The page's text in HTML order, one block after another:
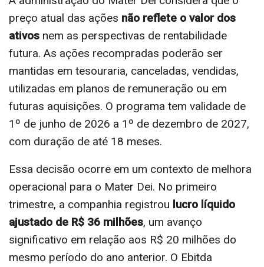
preço atual das ações não reflete o valor dos
ativos nem as perspectivas de rentabilidade
futura. As ações recompradas poderão ser
mantidas em tesouraria, canceladas, vendidas,
utilizadas em planos de remuneração ou em
futuras aquisições. O programa tem validade de
1º de junho de 2026 a 1º de dezembro de 2027,
com duração de até 18 meses.
Essa decisão ocorre em um contexto de melhora
operacional para o Mater Dei. No primeiro
trimestre, a companhia registrou lucro líquido
ajustado de R$ 36 milhões, um avanço
significativo em relação aos R$ 20 milhões do
mesmo período do ano anterior. O Ebitda